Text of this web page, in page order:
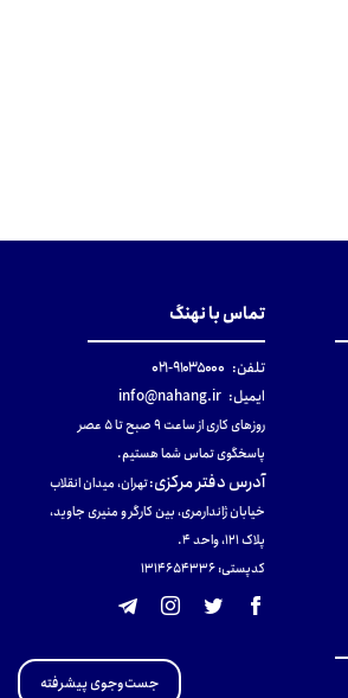
تماس با نهنگ
تلفن: ۹۱۰۳۵۰۰۰-۰۲۱
ایمیل: info@nahang.ir
روزهای کاری از ساعت ۹ صبح تا ۵ عصر
پاسخگوی تماس شما هستیم.
آدرس دفتر مرکزی:تهران، میدان انقلاب
خیابان ژاندارمری، بین کارگر و منیری جاوید،
پلاک 121، واحد ۴.
کدپستی: 131465433۶
جست‌وجوی پیشرفته